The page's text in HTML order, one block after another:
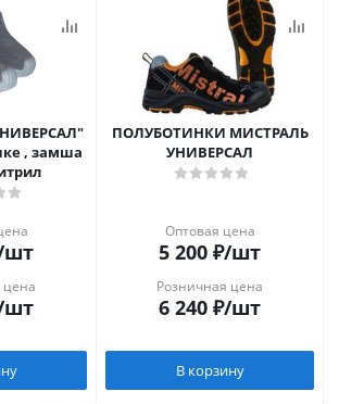
, замша
цена
ПОЛУБОТИНКИ МИСТРАЛЬ
УНИВЕРСАЛ
Оптовая цена
5 200 ₽/шт
Розничная цена
6 240 ₽/шт
В корзину